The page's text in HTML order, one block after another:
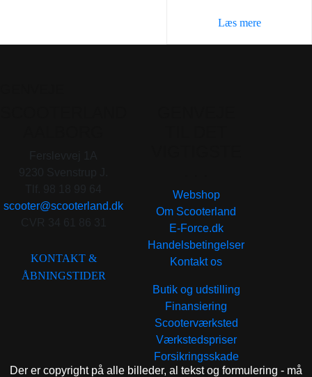
89,00 kr..
Læs mere
scooter@scooterland.dk
KONTAKT &
ÅBNINGSTIDER
Webshop
Om Scooterland
E-Force.dk
Handelsbetingelser
Kontakt os
Butik og udstilling
Finansiering
Scooterværksted
Værkstedspriser
Forsikringsskade
Der er copyright på alle billeder, al tekst og formulering - må